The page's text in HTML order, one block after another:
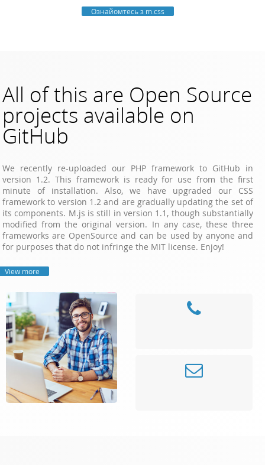
Ознайомтесь з m.css
All of this are Open Source
projects available on
GitHub
We recently re-uploaded our PHP framework to GitHub in
version 1.2. This framework is ready for use from the first
minute of installation. Also, we have upgraded our CSS
framework to version 1.2 and are gradually updating the set of
its components. M.js is still in version 1.1, though substantially
modified from the original version. In any case, these three
frameworks are OpenSource and can be used by anyone and
for purposes that do not infringe the MIT license. Enjoy!
View more